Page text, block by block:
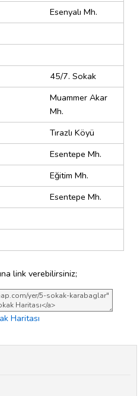
Esenyalı Mh.
45/7. Sokak
Muammer Akar
Mh.
Tırazlı Köyü
Esentepe Mh.
Eğitim Mh.
Esentepe Mh.
link verebilirsiniz;
Haritası